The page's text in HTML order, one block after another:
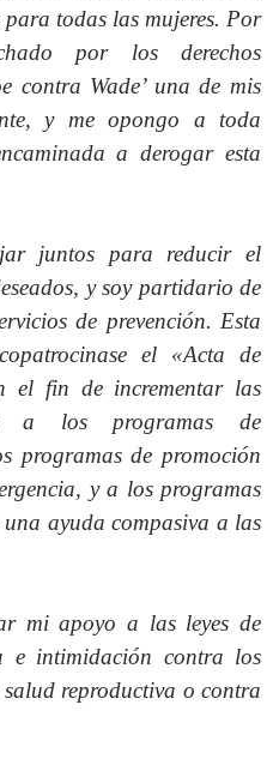
todas las mujeres. Por
por los derechos
contra Wade’ una de mis
y me opongo a toda
a derogar esta
juntos para reducir el
y soy partidario de
de prevención. Esta
el «Acta de
el fin de incrementar las
a los programas de
programas de promoción
y a los programas
ayuda compasiva a las
mi apoyo a las leyes de
e intimidación contra los
salud reproductiva o contra